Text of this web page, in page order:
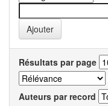
Résultats par page
Auteurs par record